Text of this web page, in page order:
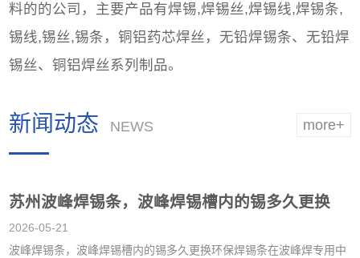
料的的公司，主要产品有焊锡,焊锡丝,焊锡线,焊锡条,
锡线,锡丝,锡条，铜铝药芯焊丝，无铅焊锡条、无铅焊
锡丝、铜铝焊丝系列制品。
more+
新闻动态 NEWS
苏州波峰焊锡条，波峰焊锡槽内的锡多久更换
2026-05-21
波峰焊锡条，波峰焊锡槽内的锡多久更换环保焊锡条在波峰焊专用中